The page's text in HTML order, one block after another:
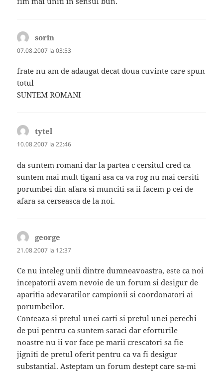
sorin
07.08.2007 la 03:53
frate nu am de adaugat decat doua cuvinte care spun
totul
SUNTEM ROMANI
tytel
10.08.2007 la 22:46
da suntem romani dar la partea c cersitul cred ca
suntem mai mult tigani asa ca va rog nu mai cersiti
porumbei din afara si munciti sa ii facem p cei de
afara sa cerseasca de la noi.
george
21.08.2007 la 12:37
Ce nu inteleg unii dintre dumneavoastra, este ca noi
incepatorii avem nevoie de un forum si desigur de
aparitia adevaratilor campionii si coordonatori ai
porumbeilor.
Conteaza si pretul unei carti si pretul unei perechi
de pui pentru ca suntem saraci dar eforturile
noastre nu ii vor face pe marii crescatori sa fie
jigniti de pretul oferit pentru ca va fi desigur
substantial. Asteptam un forum destept care sa-mi